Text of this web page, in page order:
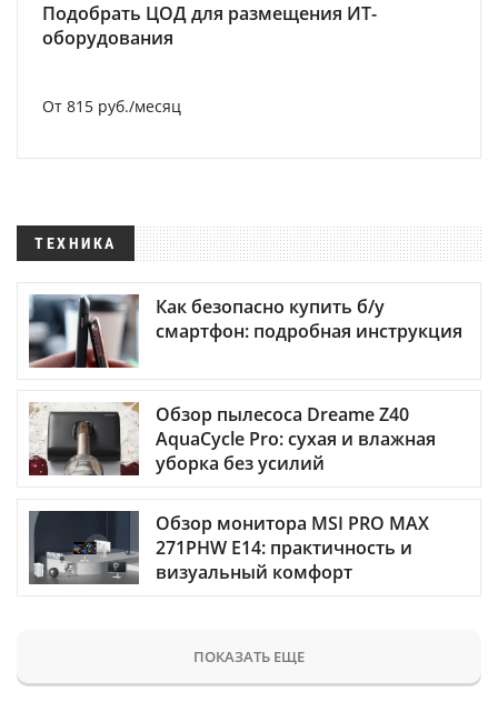
Подобрать ЦОД для размещения ИТ-
оборудования
От 815 руб./месяц
ТЕХНИКА
Как безопасно купить б/у
смартфон: подробная инструкция
Обзор пылесоса Dreame Z40
AquaCycle Pro: сухая и влажная
уборка без усилий
Обзор монитора MSI PRO MAX
271PHW E14: практичность и
визуальный комфорт
ПОКАЗАТЬ ЕЩЕ